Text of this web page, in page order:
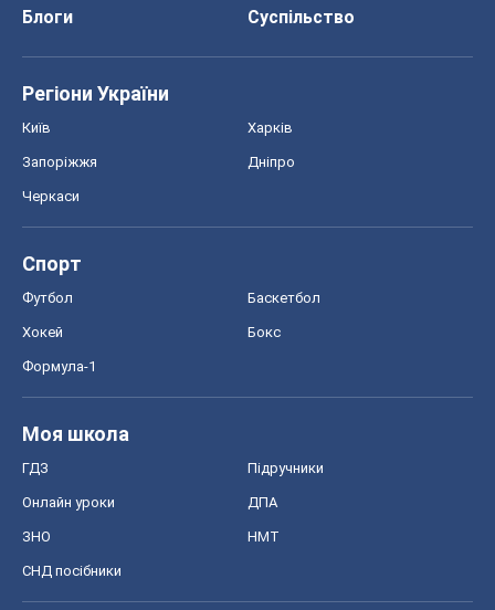
Блоги
Суспільство
Регіони України
Київ Харків
Запоріжжя Дніпро
Черкаси
Спорт
Футбол Баскетбол
Хокей Бокс
Формула-1
Моя школа
ГДЗ Підручники
Онлайн уроки ДПА
ЗНО НМТ
СНД посібники